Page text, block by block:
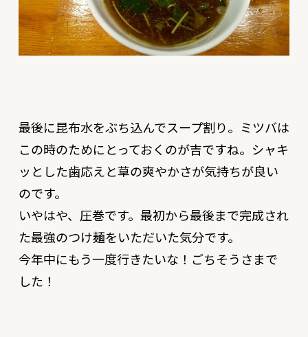
最後に昆布水をぶち込んでスープ割り。ミツバは
この時のためにとっておくのが吉ですね。シャキ
ッとした歯応えと草の爽やかさが気持ちが良い
のです。
いやはや、圧巻です。最初から最後まで完成され
た最強のつけ麺をいただいた気分です。
今年中にもう一度行きたいな！ごちそうさまで
した！